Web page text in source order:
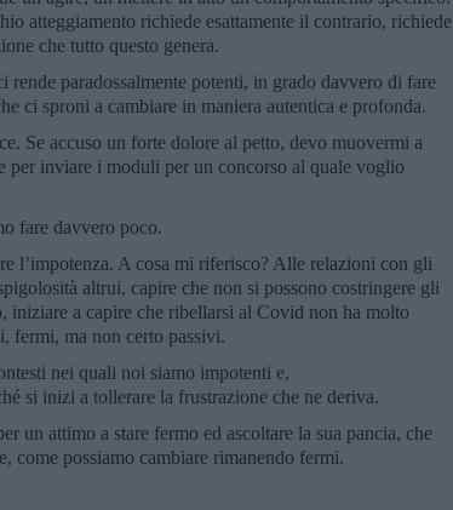
atteggiamento richiede esattamente il contrario, richiede
che tutto questo genera.
rende paradossalmente potenti, in grado davvero di fare
ci sproni a cambiare in maniera autentica e profonda.
Se accuso un forte dolore al petto, devo muovermi a
per inviare i moduli per un concorso al quale voglio
fare davvero poco.
l’impotenza. A cosa mi riferisco? Alle relazioni con gli
altrui, capire che non si possono costringere gli
iniziare a capire che ribellarsi al Covid non ha molto
fermi, ma non certo passivi.
nei quali noi siamo impotenti e,
si inizi a tollerare la frustrazione che ne deriva.
un attimo a stare fermo ed ascoltare la sua pancia, che
come possiamo cambiare rimanendo fermi.